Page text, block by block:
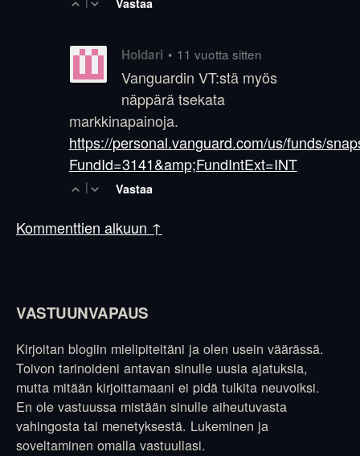
Holdari • 11 vuotta sitten
Vanguardin VT:stä myös
näppärä tsekata
markkinapainoja.
https://personal.vanguard.com/us/funds/
FundId=3141&amp;FundIntExt=INT
| Vastaa
Kommenttien alkuun ↑
VASTUUNVAPAUS
Kirjoitan blogiin mielipiteitäni ja olen usein väärässä.
Toivon tarinoideni antavan sinulle uusia ajatuksia,
mutta mitään kirjoittamaani ei pidä tulkita neuvoiksi.
En ole vastuussa mistään sinulle aiheutuvasta
vahingosta tai menetyksestä. Lukeminen ja
soveltaminen omalla vastuullasi.